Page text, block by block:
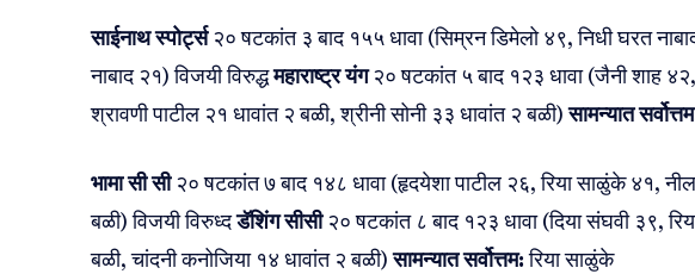
साईनाथ स्पोर्ट्स२० षटकांत ३ बाद १५५ धावा (सिम्रन डिमेलो ४९, निधी घरत
नाबाद २१) विजयी विरुद्धमहाराष्ट्र यंग२० षटकांत ५ बाद १२३ धावा (जैनी शाह ४२,
श्रावणी पाटील २१ धावांत २ बळी, श्रीनी सोनी ३३ धावांत २ बळी)सामन्यात
भामा सी सी२० षटकांत ७ बाद १४८ धावा (हृदयेशा पाटील २६, रिया साळुंके ४१,
बळी) विजयी विरुध्दडॅशिंग सीसी२० षटकांत ८ बाद १२३ धावा (दिया संघवी ३९,
बळी, चांदनी कनोजिया १४ धावांत २ बळी)सामन्यात सर्वोत्तम:रिया साळुंके